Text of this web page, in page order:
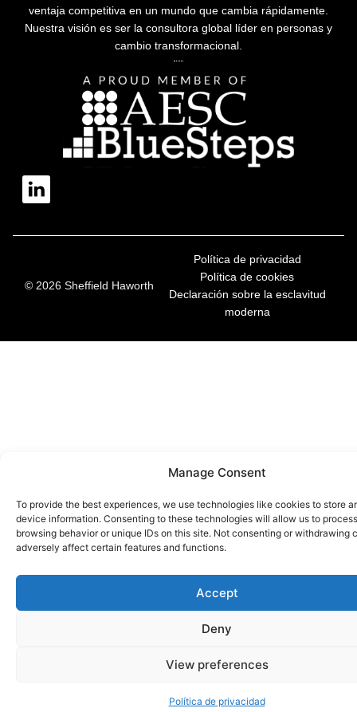
Manage Consent
To provide the best experiences, we use technologies like cookies to store
device information. Consenting to these technologies will allow us to
browsing behavior or unique IDs on this site. Not consenting or withdrawing
adversely affect certain features and functions.
Accept
Deny
View preferences
Política de privacidad
ventaja competitiva en un mundo que cambia rápidamente.
Nuestra visión es ser la consultora global líder en personas y
cambio transformacional.
© 2026 Sheffield Haworth
Política de privacidad
Política de cookies
Declaración sobre la esclavitud
moderna